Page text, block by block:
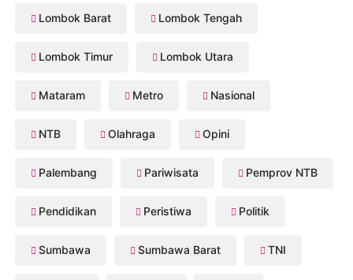
Lombok Barat Lombok Tengah
Lombok Timur Lombok Utara
Mataram Metro Nasional
NTB Olahraga Opini
Palembang Pariwisata Pemprov NTB
Pendidikan Peristiwa Politik
Sumbawa Sumbawa Barat TNI